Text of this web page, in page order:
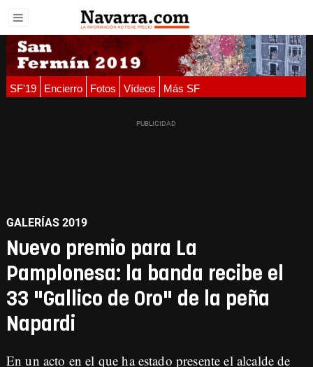
SF'19 Encierro Fotos Vídeos Más SF
GALERÍAS 2019
Nuevo premio para La
Pamplonesa: la banda recibe el
33 "Gallico de Oro" de la peña
Napardi
En un acto en el que ha estado presenteel alcalde de